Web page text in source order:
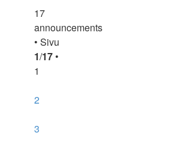
17
announcements
• Sivu
1/17 •
1
2
3